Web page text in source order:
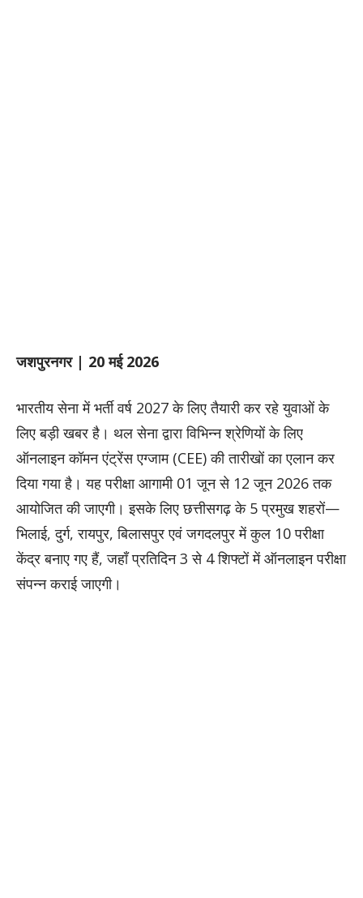
जशपुरनगर | 20 मई 2026
​भारतीय सेना में भर्ती वर्ष 2027 के लिए तैयारी कर रहे युवाओं के
लिए बड़ी खबर है। थल सेना द्वारा विभिन्न श्रेणियों के लिए
ऑनलाइन कॉमन एंट्रेंस एग्जाम (CEE) की तारीखों का एलान कर
दिया गया है। यह परीक्षा आगामी 01 जून से 12 जून 2026 तक
आयोजित की जाएगी। इसके लिए छत्तीसगढ़ के 5 प्रमुख शहरों—
भिलाई, दुर्ग, रायपुर, बिलासपुर एवं जगदलपुर में कुल 10 परीक्षा
केंद्र बनाए गए हैं, जहाँ प्रतिदिन 3 से 4 शिफ्टों में ऑनलाइन परीक्षा
संपन्न कराई जाएगी।